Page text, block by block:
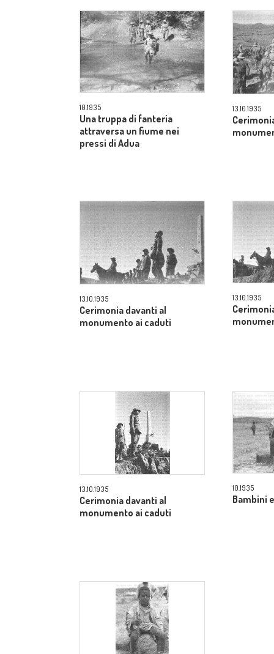
10.1935
Una truppa di fanteria
attraversa un fiume nei
pressi di Adua
13.10.1935
13.10.1935
Cerimonia davanti al
monumento ai caduti
13.10.1935
13.10.1935
Cerimonia davanti al
monumento ai caduti
10.1935
Bambini